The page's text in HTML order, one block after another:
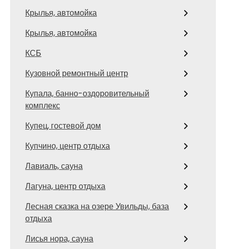
Крылья, автомойка
Крылья, автомойка
КСБ
Кузовной ремонтный центр
Купала, банно-оздоровительный
комплекс
Купец, гостевой дом
Купчино, центр отдыха
Лавиаль, сауна
Лагуна, центр отдыха
Лесная сказка на озере Увильды, база
отдыха
Лисья нора, сауна